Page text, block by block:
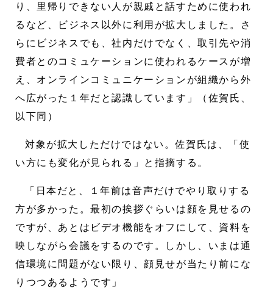
り、里帰りできない人が親戚と話すために使われ
るなど、ビジネス以外に利用が拡大しました。さ
らにビジネスでも、社内だけでなく、取引先や消
費者とのコミュケーションに使われるケースが増
え、オンラインコミュニケーションが組織から外
へ広がった１年だと認識しています」（佐賀氏、
以下同）
対象が拡大しただけではない。佐賀氏は、「使
い方にも変化が見られる」と指摘する。
「日本だと、１年前は音声だけでやり取りする
方が多かった。最初の挨拶ぐらいは顔を見せるの
ですが、あとはビデオ機能をオフにして、資料を
映しながら会議をするのです。しかし、いまは通
信環境に問題がない限り、顔見せが当たり前にな
りつつあるようです」